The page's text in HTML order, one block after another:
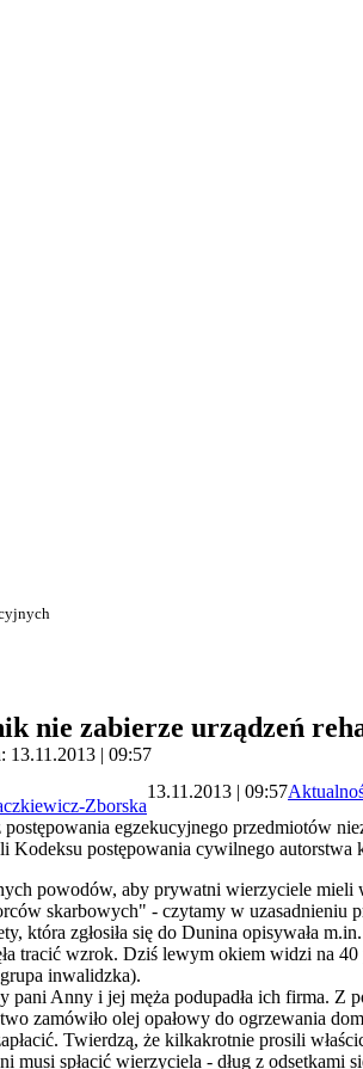
nie zabierze urządzeń
13.11.2013 | 09:57
Zborska
13.11.2013 | 09:57
postępowania egzekucyjnego przedmiotów
Kodeksu postępowania cywilnego autorstwa
powodów, aby prywatni wierzyciele mieli
skarbowych" - czytamy w uzasadnieniu
która zgłosiła się do Dunina opisywała
tracić wzrok. Dziś lewym okiem widzi na
inwalidzka).
pani Anny i jej męża podupadła ich firma. Z
zamówiło olej opałowy do ogrzewania
Twierdzą, że kilkakrotnie prosili
musi spłacić wierzyciela - dług z odsetkami